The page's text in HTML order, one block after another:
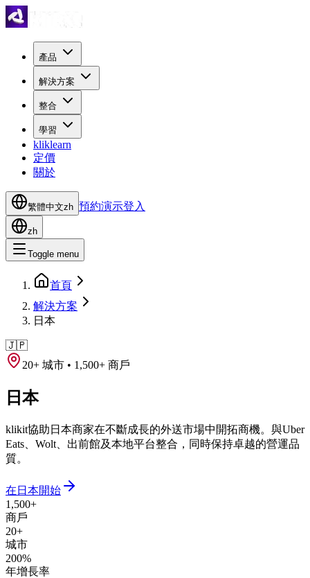
產品
解決方案
整合
學習
kliklearn
定價
關於
繁體中文zh 預約演示登入
zh
Toggle menu
首頁
解決方案
日本
🇯🇵
20+ 城市 • 1,500+ 商戶
日本
klikit協助日本商家在不斷成長的外送市場中開拓商機。與Uber
Eats、Wolt、出前館及本地平台整合，同時保持卓越的營運品
質。
在日本開始
1,500+
商戶
20+
城市
200%
年增長率